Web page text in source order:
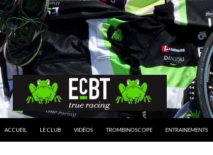
ACCUEIL LE CLUB VIDÉOS TROMBINOSCOPE ENTRAINEMENTS